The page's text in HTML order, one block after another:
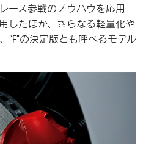
ース参戦のノウハウを応用
したほか、さらなる軽量化や
“F”の決定版とも呼べるモデル